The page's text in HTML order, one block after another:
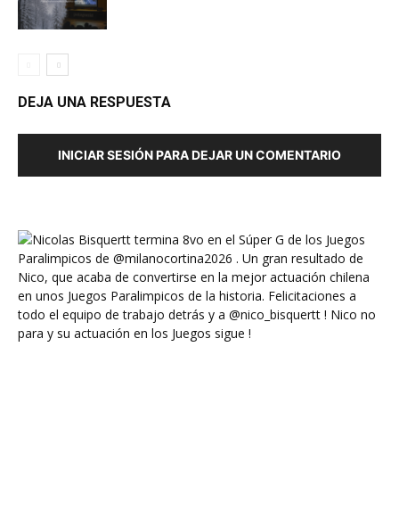
DEJA UNA RESPUESTA
INICIAR SESIÓN PARA DEJAR UN COMENTARIO